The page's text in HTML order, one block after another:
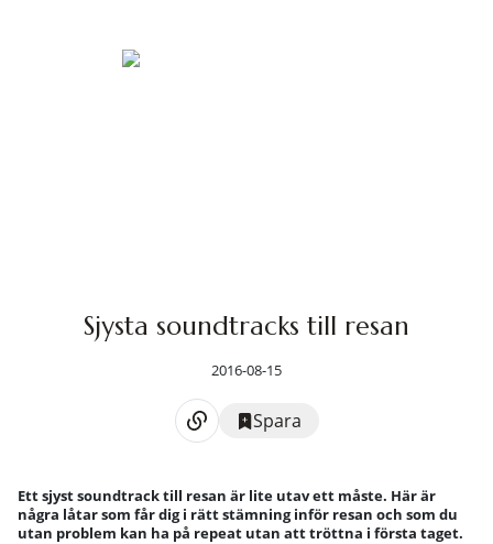
Sjysta soundtracks till resan
2016-08-15
Spara
Ett sjyst soundtrack till resan är lite utav ett måste. Här är
några låtar som får dig i rätt stämning inför resan och som du
utan problem kan ha på repeat utan att tröttna i första taget.